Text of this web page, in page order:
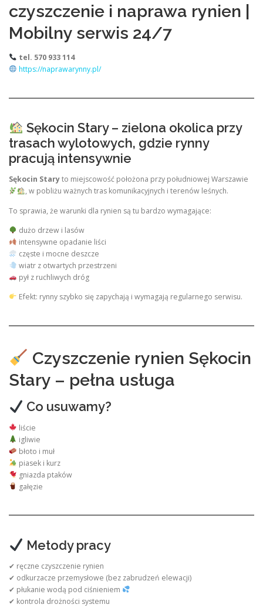
czyszczenie i naprawa rynien |
Mobilny serwis 24/7
tel. 570 933 114
https://naprawarynny.pl/
Sękocin Stary – zielona okolica przy
trasach wylotowych, gdzie rynny
pracują intensywnie
Sękocin Staryto miejscowość położona przy południowej Warszawie
, w pobliżu ważnych tras komunikacyjnych i terenów leśnych.
To sprawia, że warunki dla rynien są tu bardzo wymagające:
dużo drzew i lasów
intensywne opadanie liści
częste i mocne deszcze
wiatr z otwartych przestrzeni
pył z ruchliwych dróg
Efekt: rynny szybko się zapychają i wymagają regularnego serwisu.
Czyszczenie rynien Sękocin
Stary – pełna usługa
Co usuwamy?
liście
igliwie
błoto i muł
piasek i kurz
gniazda ptaków
gałęzie
Metody pracy
✔ ręczne czyszczenie rynien
✔ odkurzacze przemysłowe (bez zabrudzeń elewacji)
✔ płukanie wodą pod ciśnieniem
✔ kontrola drożności systemu